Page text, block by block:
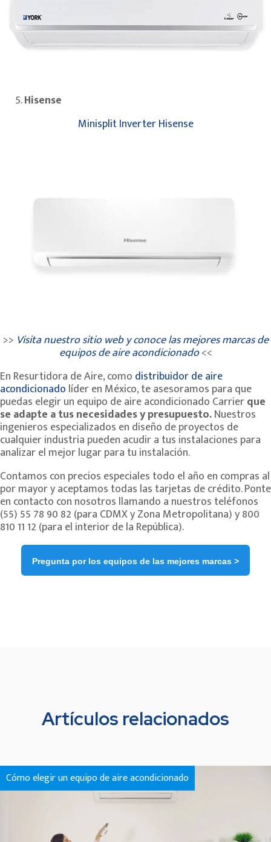
Hisense
Minisplit Inverter Hisense
>> Visita nuestro sitio web y conoce las mejores marcas de
equipos de aire acondicionado<<
En Resurtidora de Aire, como distribuidor de aire
acondicionado líder en México, te asesoramos para que
puedas elegir un equipo de aire acondicionado Carrierque
se adapte a tus necesidades y presupuesto.Nuestros
ingenieros especializados en diseño de proyectos de
cualquier industria pueden acudir a tus instalaciones para
analizar el mejor lugar para tu instalación.
Contamos con precios especiales todo el año en compras al
por mayor y aceptamos todas las tarjetas de crédito. Ponte
en contacto con nosotros llamando a nuestros teléfonos
(55) 55 78 90 82 (para CDMX y Zona Metropolitana) y 800
810 11 12 (para el interior de la República).
Pregunta por los equipos de las mejores marcas >
Artículos relacionados
Cómo elegir un equipo de aire acondicionado